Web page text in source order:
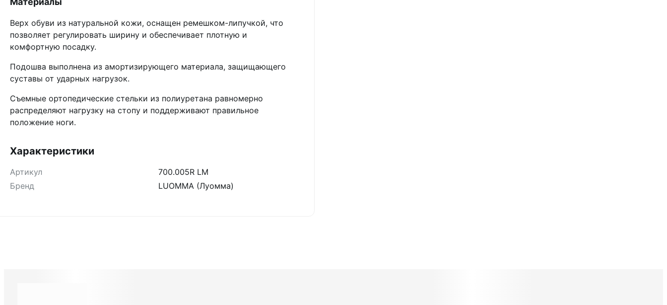
Верх обуви из натуральной кожи, оснащен ремешком-липучкой, что
позволяет регулировать ширину и обеспечивает плотную и
комфортную посадку.
Подошва выполнена из амортизирующего материала, защищающего
суставы от ударных нагрузок.
Съемные ортопедические стельки из полиуретана равномерно
распределяют нагрузку на стопу и поддерживают правильное
положение ноги.
Характеристики
Артикул
700.005R LM
Бренд
LUOMMA (Луомма)